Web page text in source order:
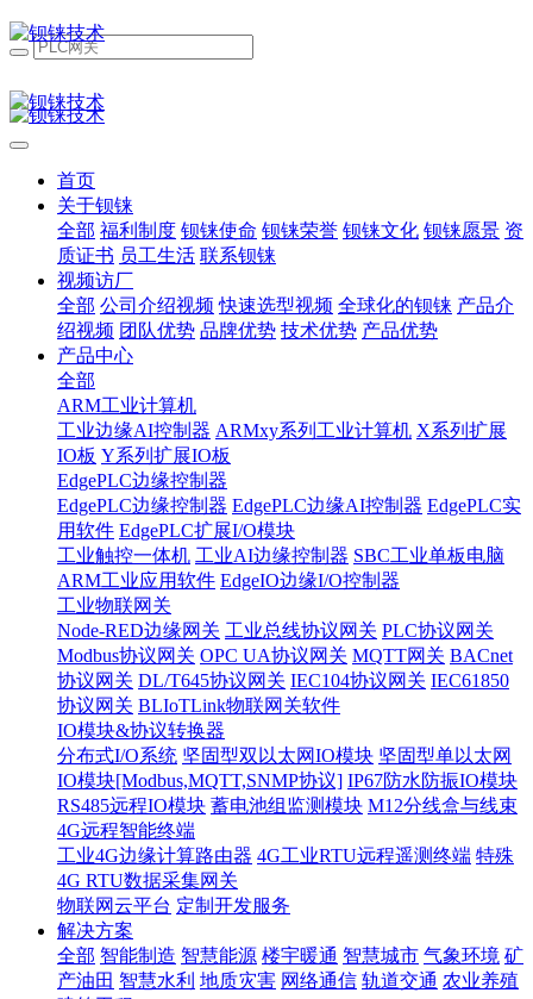
首页
关于钡铼
全部 福利制度 钡铼使命 钡铼荣誉 钡铼文化 钡铼愿景 资
质证书 员工生活 联系钡铼
视频访厂
全部 公司介绍视频 快速选型视频 全球化的钡铼 产品介
绍视频 团队优势 品牌优势 技术优势 产品优势
产品中心
全部
ARM工业计算机
工业边缘AI控制器 ARMxy系列工业计算机 X系列扩展
IO板 Y系列扩展IO板
EdgePLC边缘控制器
EdgePLC边缘控制器 EdgePLC边缘AI控制器 EdgePLC实
用软件 EdgePLC扩展I/O模块
工业触控一体机 工业AI边缘控制器 SBC工业单板电脑
ARM工业应用软件 EdgeIO边缘I/O控制器
工业物联网关
Node-RED边缘网关 工业总线协议网关 PLC协议网关
Modbus协议网关 OPC UA协议网关 MQTT网关 BACnet
协议网关 DL/T645协议网关 IEC104协议网关 IEC61850
协议网关 BLIoTLink物联网关软件
IO模块&协议转换器
分布式I/O系统 坚固型双以太网IO模块 坚固型单以太网
IO模块[Modbus,MQTT,SNMP协议] IP67防水防振IO模块
RS485远程IO模块 蓄电池组监测模块 M12分线盒与线束
4G远程智能终端
工业4G边缘计算路由器 4G工业RTU远程遥测终端 特殊
4G RTU数据采集网关
物联网云平台 定制开发服务
解决方案
全部 智能制造 智慧能源 楼宇暖通 智慧城市 气象环境 矿
产油田 智慧水利 地质灾害 网络通信 轨道交通 农业养殖